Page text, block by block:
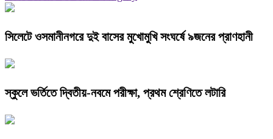
সিলেটে ওসমানীনগরে দুই বাসের মুখোমুখি সংঘর্ষে ৯জনের প্রাণহানী
স্কুলে ভর্তিতে দ্বিতীয়-নবমে পরীক্ষা, প্রথম শ্রেণিতে লটারি